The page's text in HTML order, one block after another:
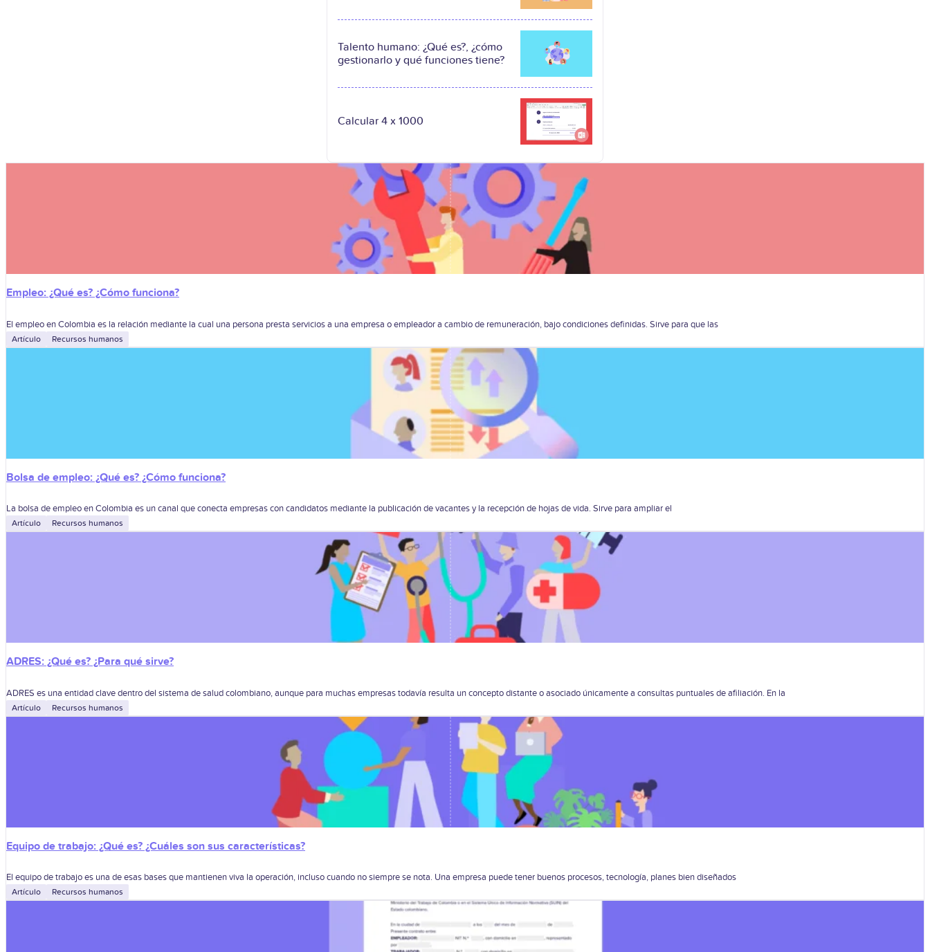
Talento humano: ¿Qué es?, ¿cómo
gestionarlo y qué funciones tiene?
Calcular 4 x 1000
Empleo: ¿Qué es? ¿Cómo funciona?
El empleo en Colombia es la relación mediante la cual una persona presta servicios a una empresa o empleador a cambio de remuneración, bajo condiciones definidas. Sirve para que las
Artículo Recursos humanos
Bolsa de empleo: ¿Qué es? ¿Cómo funciona?
La bolsa de empleo en Colombia es un canal que conecta empresas con candidatos mediante la publicación de vacantes y la recepción de hojas de vida. Sirve para ampliar el
Artículo Recursos humanos
ADRES: ¿Qué es? ¿Para qué sirve?
ADRES es una entidad clave dentro del sistema de salud colombiano, aunque para muchas empresas todavía resulta un concepto distante o asociado únicamente a consultas puntuales de afiliación. En la
Artículo Recursos humanos
Equipo de trabajo: ¿Qué es? ¿Cuáles son sus características?
El equipo de trabajo es una de esas bases que mantienen viva la operación, incluso cuando no siempre se nota. Una empresa puede tener buenos procesos, tecnología, planes bien diseñados
Artículo Recursos humanos